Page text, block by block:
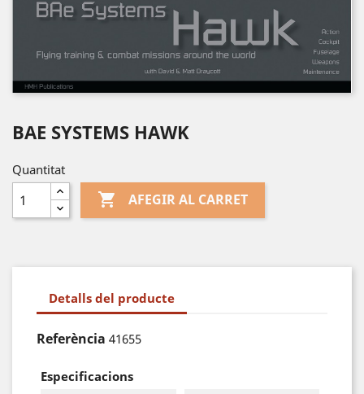
BAE SYSTEMS HAWK
Quantitat
 AFEGIR AL CARRET
Detalls del producte
Referència 41655
Especificacions